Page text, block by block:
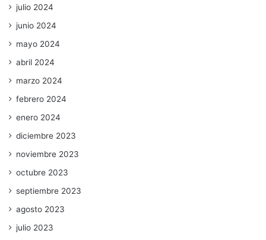
julio 2024
junio 2024
mayo 2024
abril 2024
marzo 2024
febrero 2024
enero 2024
diciembre 2023
noviembre 2023
octubre 2023
septiembre 2023
agosto 2023
julio 2023